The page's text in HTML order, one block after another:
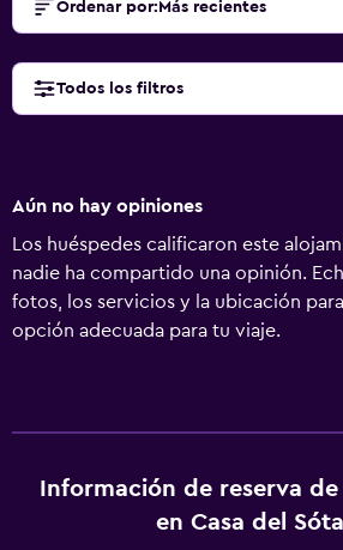
Ordenar por: Más recientes
Todos los filtros
Aún no hay opiniones
Los huéspedes calificaron este
nadie ha compartido una opinión.
fotos, los servicios y la ubicación
opción adecuada para tu viaje.
Información de reserva
en Casa del